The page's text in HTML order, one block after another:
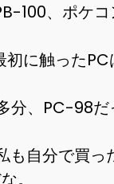
100、ポケ
触ったPC
、 PC-98だ
分で買っ
。